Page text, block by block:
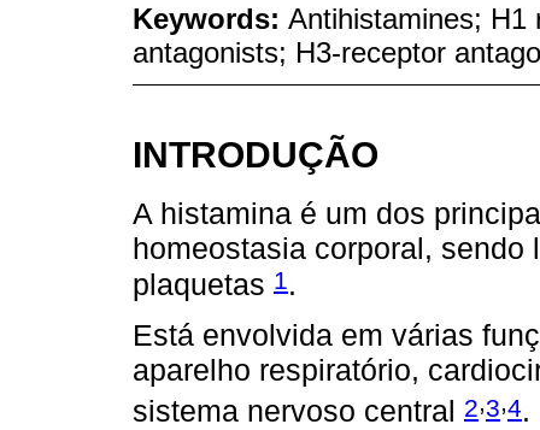
Keywords: Antihistamines; H1
antagonists; H3-receptor
INTRODUÇÃO
A histamina é um dos
homeostasia corporal,
plaquetas 1.
Está envolvida em várias
aparelho respiratório,
sistema nervoso central 2,3,4.